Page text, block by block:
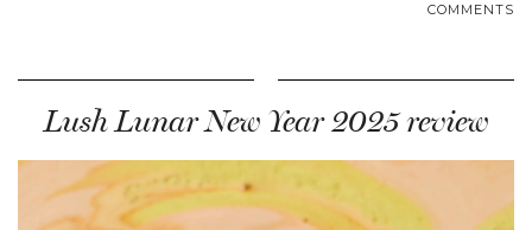
COMMENTS
Lush Lunar New Year 2025 review